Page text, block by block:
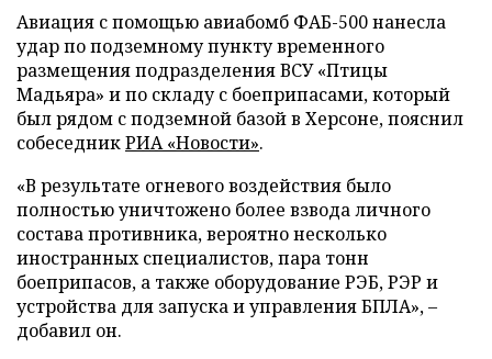
Авиация с помощью авиабомб ФАБ-500 нанесла
удар по подземному пункту временного
размещения подразделения ВСУ «Птицы
Мадьяра» и по складу с боеприпасами, который
был рядом с подземной базой в Херсоне, пояснил
собеседникРИА «Новости».
«В результате огневого воздействия было
полностью уничтожено более взвода личного
состава противника, вероятно несколько
иностранных специалистов, пара тонн
боеприпасов, а также оборудование РЭБ, РЭР и
устройства для запуска и управления БПЛА», –
добавил он.